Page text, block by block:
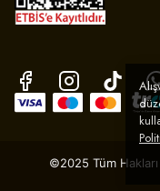
©2025 Tüm Hakları